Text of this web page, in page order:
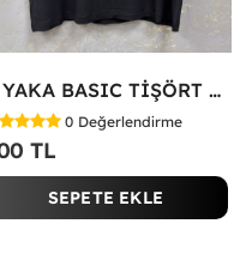
V YAKA BASIC TİŞÖRT Siyah
0 Değerlendirme
TL
SEPETE EKLE